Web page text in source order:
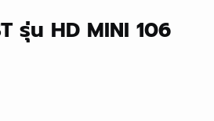
รุ่น HD MINI 106